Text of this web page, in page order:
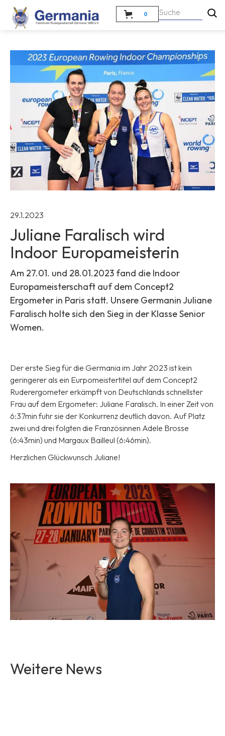
0
29.1.2023
Juliane Faralisch wird
Indoor Europameisterin
Am 27.01. und 28.01.2023 fand die Indoor
Europameisterschaft auf dem Concept2
Ergometer in Paris statt. Unsere Germanin Juliane
Faralisch holte sich den Sieg in der Klasse Senior
Women.
Der erste Sieg für die Germania im Jahr 2023 ist kein
geringerer als ein Eurpomeistertitel auf dem Concept2
Ruderergometer erkämpft von Deutschlands schnellster
Frau auf dem Ergometer: Juliane Faralisch. In einer Zeit von
6:37min fuhr sie der Konkurrenz deutlich davon. Auf Platz
zwei und drei folgten die Französinnen Adele Brosse
(6:43min) und Margaux Bailleul (6:46min).
Herzlichen Glückwunsch Juliane!
Weitere News